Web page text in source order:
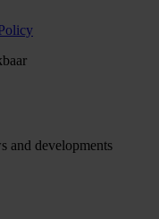
and developments